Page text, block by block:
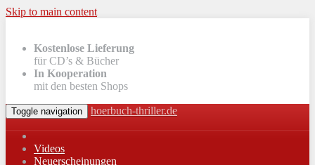
Skip to main content
Kostenlose Lieferung
für CD’s & Bücher
In Kooperation
mit den besten Shops
Toggle navigation hoerbuch-thriller.de
Videos
Neuerscheinungen